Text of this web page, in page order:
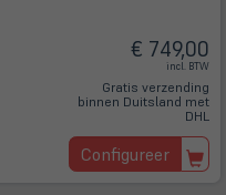
€ 749,00
incl. BTW
Gratis verzending
binnen Duitsland met
DHL
Configureer